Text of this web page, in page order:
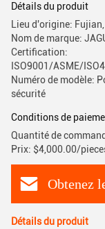
Détails du produit
Lieu d'origine:
Nom de marque:
Certification:
ISO9001/ASME/
Numéro de modèle:
sécurité
Conditions de
Quantité de
Prix: $4,000.00/
Obtenez
Détails du produit